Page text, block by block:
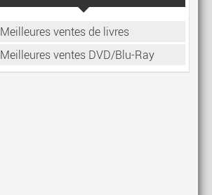
Meilleures ventes de livres
Meilleures ventes DVD/Blu-Ray